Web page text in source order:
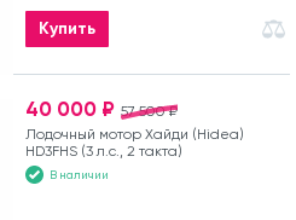
Купить
57 500 ₽
40 000 ₽
Лодочный мотор Хайди (Hidea)
HD3FHS (3 л.с., 2 такта)
В наличии